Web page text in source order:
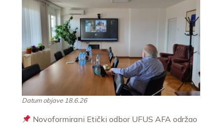
Datum objave 18.6.26
Novoformirani Etički odbor UFUS AFA održao